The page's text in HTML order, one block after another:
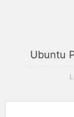
Ubuntu